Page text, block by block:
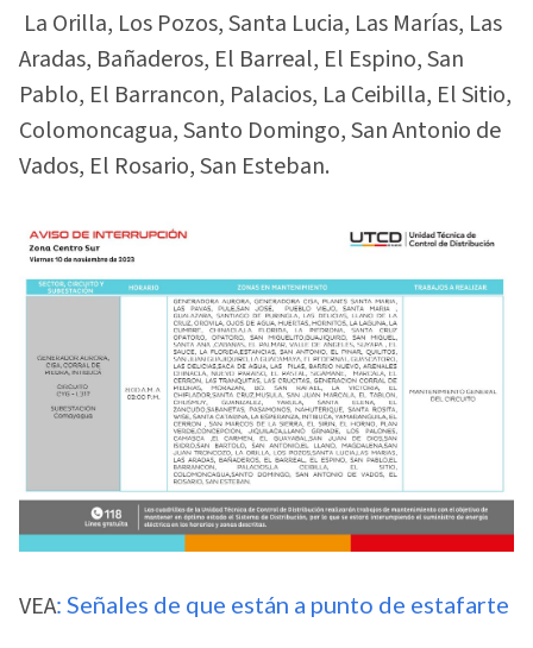
La Orilla, Los Pozos, Santa Lucia, Las Marías, Las
Aradas, Bañaderos, El Barreal, El Espino, San
Pablo, El Barrancon, Palacios, La Ceibilla, El Sitio,
Colomoncagua, Santo Domingo, San Antonio de
Vados, El Rosario, San Esteban.
VEA: Señales de que están a punto de estafarte